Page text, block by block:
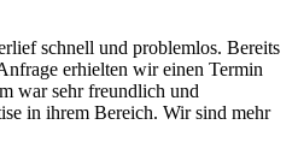
schnell und problemlos. Bereits
erhielten wir einen Termin
war sehr freundlich und
in ihrem Bereich. Wir sind mehr